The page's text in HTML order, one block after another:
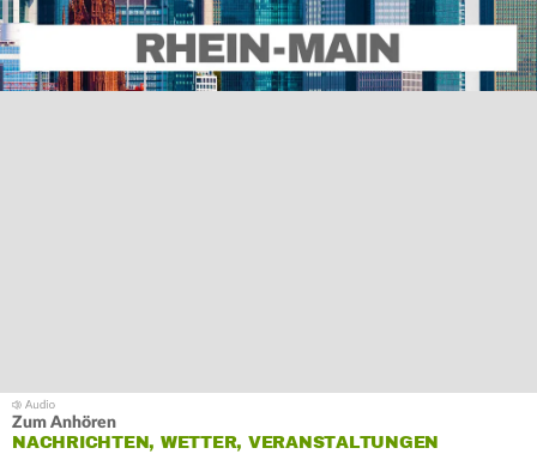
Zum Anhören
NACHRICHTEN, WETTER, VERANSTALTUNGEN